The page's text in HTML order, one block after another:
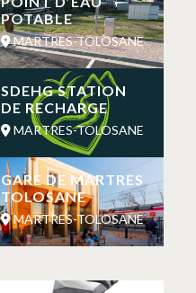
POTABLE
MARTRES-TOLOSANE
SDEHG STATION
DE RECHARGE
MARTRES-TOLOSANE
GARE DE MARTRES
TOLOSANE
MARTRES-TOLOSANE